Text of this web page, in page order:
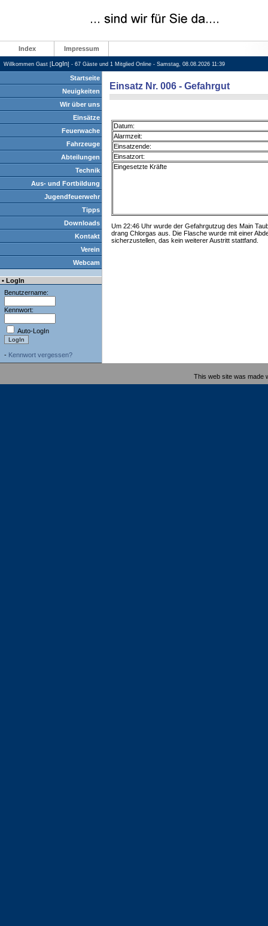
Index Impressum
Willkommen Gast [LogIn] - 67 Gäste und 1 Mitglied Online - Samstag, 08.08.2026 11:39
Startseite
Neuigkeiten
Wir über uns
Einsätze
Feuerwache
Fahrzeuge
Abteilungen
Technik
Aus- und Fortbildung
Jugendfeuerwehr
Tipps
Downloads
Kontakt
Verein
Webcam
• LogIn
Benutzername:
Kennwort:
Auto-LogIn
- Kennwort vergessen?
Einsatz Nr. 006 - Gefahrgut
Datum:
Alarmzeit:
Einsatzende:
Einsatzort:
Eingesetzte Kräfte
Um 22:46 Uhr wurde der Gefahrgutzug des Main
drang Chlorgas aus. Die Flasche wurde mit einer
sicherzustellen, das kein weiterer Austritt stattfand.
This web site was made